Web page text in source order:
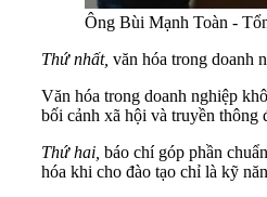
Ông Bùi Mạnh Toàn -
Thứnhất, văn hóa trong doanh
Văn hóa trong doanh nghiệp
bối cảnh xã hội và truyền thông
Thứhai, báo chí góp phần
hóa khi cho đào tạo chỉ là kỹ